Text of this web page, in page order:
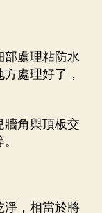
處理粘防水
處理好了，
角與頂板交
淨，相當於將